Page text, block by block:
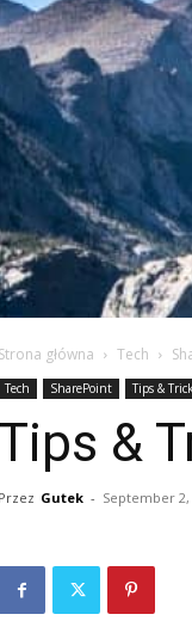
Strona główna Tech
Tech SharePoint Tips &
Tips &
Przez Gutek - September 2,